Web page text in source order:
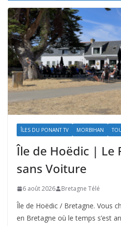
ÎLES DU PONANT TV MORBIHAN
Île de Hoëdic | Le
sans Voiture
6 août 2026 Bretagne Télé
Île de Hoëdic / Bretagne. Vous
en Bretagne où le temps s’est